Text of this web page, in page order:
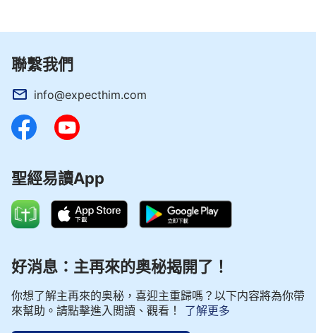
聯繫我們
info@expecthim.com
聖經易讀App
好消息：主再來的奥秘揭開了！
你想了解主再來的奥秘，喜迎主重歸嗎？以下内容將為你帶
來幫助。請點擊進入閲讀、觀看！
了解更多